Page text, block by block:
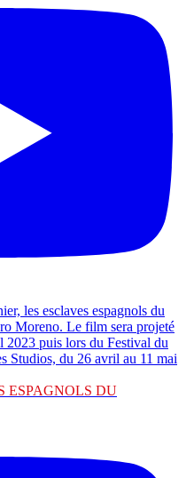
ESPAGNOLS DU